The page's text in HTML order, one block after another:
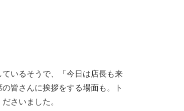
いるそうで、「今日は店長も来
皆さんに挨拶をする場面も。ト
さいました。